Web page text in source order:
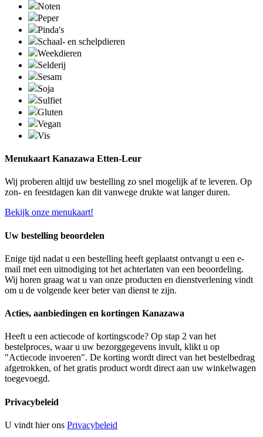
Noten
Peper
Pinda's
Schaal- en schelpdieren
Weekdieren
Selderij
Sesam
Soja
Sulfiet
Gluten
Vegan
Vis
Menukaart Kanazawa Etten-Leur
Wij proberen altijd uw bestelling zo snel mogelijk af te leveren. Op
zon- en feestdagen kan dit vanwege drukte wat langer duren.
Bekijk onze menukaart!
Uw bestelling beoordelen
Enige tijd nadat u een bestelling heeft geplaatst ontvangt u een e-
mail met een uitnodiging tot het achterlaten van een beoordeling.
Wij horen graag wat u van onze producten en dienstverlening vindt
om u de volgende keer beter van dienst te zijn.
Acties, aanbiedingen en kortingen Kanazawa
Heeft u een actiecode of kortingscode? Op stap 2 van het
bestelproces, waar u uw bezorggegevens invult, klikt u op
"Actiecode invoeren". De korting wordt direct van het bestelbedrag
afgetrokken, of het gratis product wordt direct aan uw winkelwagen
toegevoegd.
Privacybeleid
U vindt hier ons Privacybeleid